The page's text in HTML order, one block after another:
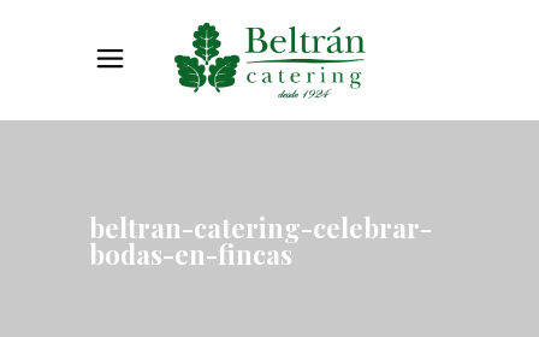
beltran-catering-celebrar-
bodas-en-fincas